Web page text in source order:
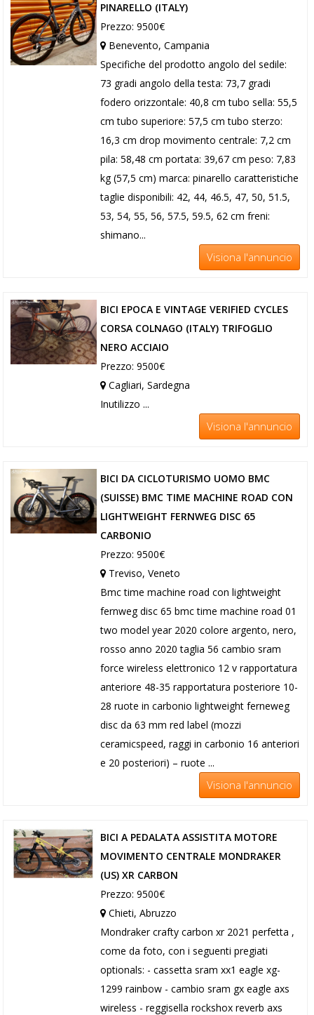
PINARELLO (ITALY)
Prezzo: 9500€
Benevento, Campania
Specifiche del prodotto angolo del sedile:
73 gradi angolo della testa: 73,7 gradi
fodero orizzontale: 40,8 cm tubo sella: 55,5
cm tubo superiore: 57,5 ​​cm tubo sterzo:
16,3 cm drop movimento centrale: 7,2 cm
pila: 58,48 cm portata: 39,67 cm peso: 7,83
kg (57,5 cm) marca: pinarello caratteristiche
taglie disponibili: 42, 44, 46.5, 47, 50, 51.5,
53, 54, 55, 56, 57.5, 59.5, 62 cm freni:
shimano...
Visiona l'annuncio
BICI EPOCA E VINTAGE VERIFIED CYCLES
CORSA COLNAGO (ITALY) TRIFOGLIO
NERO ACCIAIO
Prezzo: 9500€
Cagliari, Sardegna
Inutilizzo ...
Visiona l'annuncio
BICI DA CICLOTURISMO UOMO BMC
(SUISSE) BMC TIME MACHINE ROAD CON
LIGHTWEIGHT FERNWEG DISC 65
CARBONIO
Prezzo: 9500€
Treviso, Veneto
Bmc time machine road con lightweight
fernweg disc 65 bmc time machine road 01
two model year 2020 colore argento, nero,
rosso anno 2020 taglia 56 cambio sram
force wireless elettronico 12 v rapportatura
anteriore 48-35 rapportatura posteriore 10-
28 ruote in carbonio lightweight ferneweg
disc da 63 mm red label (mozzi
ceramicspeed, raggi in carbonio 16 anteriori
e 20 posteriori) – ruote ...
Visiona l'annuncio
BICI A PEDALATA ASSISTITA MOTORE
MOVIMENTO CENTRALE MONDRAKER
(US) XR CARBON
Prezzo: 9500€
Chieti, Abruzzo
Mondraker crafty carbon xr 2021 perfetta ,
come da foto, con i seguenti pregiati
optionals: - cassetta sram xx1 eagle xg-
1299 rainbow - cambio sram gx eagle axs
wireless - reggisella rockshox reverb axs